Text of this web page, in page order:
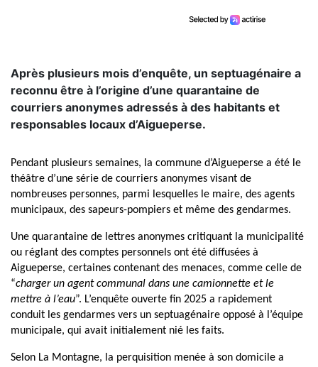
Après plusieurs mois d’enquête, un septuagénaire a
reconnu être à l’origine d’une quarantaine de
courriers anonymes adressés à des habitants et
responsables locaux d’Aigueperse.
Pendant plusieurs semaines, la commune d’Aigueperse a été le
théâtre d’une série de courriers anonymes visant de
nombreuses personnes, parmi lesquelles le maire, des agents
municipaux, des sapeurs-pompiers et même des gendarmes.
Une quarantaine de lettres anonymes critiquant la municipalité
ou réglant des comptes personnels ont été diffusées à
Aigueperse, certaines contenant des menaces, comme celle de
“charger un agent communal dans une camionnette et le
mettre à l’eau”. L’enquête ouverte fin 2025 a rapidement
conduit les gendarmes vers un septuagénaire opposé à l’équipe
municipale, qui avait initialement nié les faits.
Selon La Montagne, la perquisition menée à son domicile a